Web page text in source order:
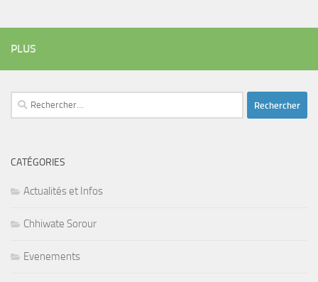
PLUS
Rechercher :
CATÉGORIES
Actualités et Infos
Chhiwate Sorour
Evenements